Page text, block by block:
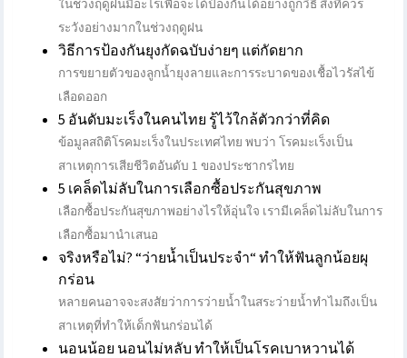
ในช่วงฤดูฝนมีอะไรเพื่อจะได้ป้องกันได้อย่างถูกวิธี สิ่งที่ควร
ระวังอย่างมากในช่วงฤดูฝน
วิธีการป้องกันยุงกัดฉบับง่ายๆ แต่กัดยาก
การขยายตัวของลูกน้ำยุงลายและการระบาดของเชื้อไวรัสไข้
เลือดออก
5 อันดับมะเร็งในคนไทย รู้ไว้ใกล้ตัวกว่าที่คิด
ข้อมูลสถิติโรคมะเร็งในประเทศไทย พบว่า โรคมะเร็งเป็น
สาเหตุการเสียชีวิตอันดับ 1 ของประชากรไทย
5 เคล็ดไม่ลับในการเลือกซื้อประกันสุขภาพ
เลือกซื้อประกันสุขภาพอย่างไรให้อุ่นใจ​ เรามีเคล็ดไม่ลับในการ
เลือกซื้อมานำเสนอ
จริงหรือไม่? “ว่ายน้ำเป็นประจำ“ ทำให้ฟันลูกน้อยผุ
กร่อน
หลายคนอาจจะสงสัยว่าการว่ายน้ำในสระว่ายน้ำทำไมถึงเป็น
สาเหตุที่ทำให้เด็กฟันกร่อนได้
นอนน้อย นอนไม่หลับ ทำให้เป็นโรคเบาหวานได้